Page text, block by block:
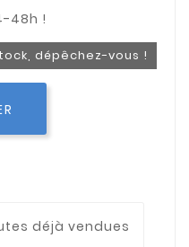
dépêchez-vous !
déjà vendues